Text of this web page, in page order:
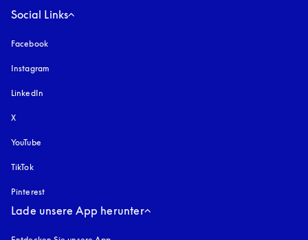
Social Links
Facebook
Instagram
LinkedIn
X
YouTube
TikTok
Pinterest
Lade unsere App herunter